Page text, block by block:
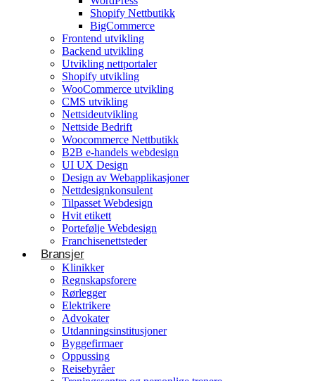
Shopify Nettbutikk
BigCommerce
Frontend utvikling
Backend utvikling
Utvikling nettportaler
Shopify utvikling
WooCommerce utvikling
CMS utvikling
Nettsideutvikling
Nettside Bedrift
Woocommerce Nettbutikk
B2B e-handels webdesign
UI UX Design
Design av Webapplikasjoner
Nettdesignkonsulent
Tilpasset Webdesign
Hvit etikett
Portefølje Webdesign
Franchisenettsteder
Bransjer
Klinikker
Regnskapsforere
Rørlegger
Elektrikere
Advokater
Utdanningsinstitusjoner
Byggefirmaer
Oppussing
Reisebyråer
Konsulentvirksomhet og partnerskap
Nettdesignkonsulent
Hvit etikett
E-handelsløsning
Woocommerce Nettbutikk
Shopify utvikling
WooCommerce utvikling
Betjener
WordPress
Shopify Nettbutikk
BigCommerce
Ønsker du å bygge din tilstedeværelse på nett i
Norge?
Få et tilbud
Byggetjenester
Byggefirmaer